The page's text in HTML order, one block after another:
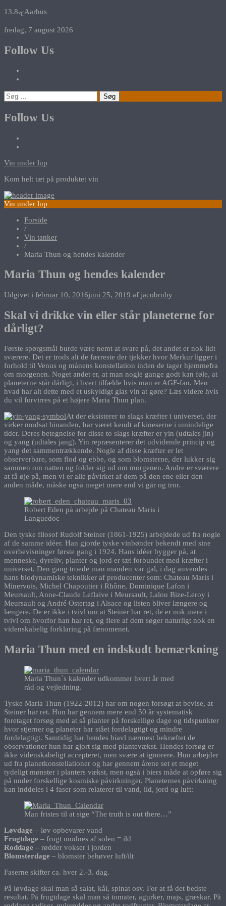
13.8℃Aarhus
fredag, 7 august 2026
Follow Us
Søg
efter:
Follow Us
Vin under lup
Kom helt tæt på produktet vin
Vin under lup
Forside
/
Vin tanker
/
Maria Thun og hendes kalender
Maria Thun og hendes kalender
Udgivet i februar 10, 2016juni 25, 2019 af jacobruby
Skal vi drikke vin eller står planeterne for
dårligt?
Første spørgsmål burde være nemt at svare på, det andet er nok lidt
sværere. Det er trods alt de færreste der tjekker hvor Merkur ligger i
forhold til Venus og månens konstellation inden de tager hjemmefra
om morgenen. Noget andet er, at man nogle gange godt kan føle, at
planeterne står dårligt, i hvert tilfælde hvis man er AGF-fan. Men
hvad har alt dette med et uskyldigt glas vin at gøre? Læs videre hvis
du vil forvirres på et højere Maria Thun plan.
At der eksisterer to slags kræfter i universet, der
virker modsat hinanden, har været kendt af kineserne i umindelige
tider. Deres betegnelse for disse to slags kræfter er yin (udtales jin)
og yang (udtales jang). Yin repræsenterer det udvidende princip og
yang det sammentrækkende. Nogle af disse kræfter er let
observerbare, som flod og ebbe, og som blomsterne, der lukker sig
sammen om natten og folder sig ud om morgenen. Andre er sværere
at få øje på, men vi er alle påvirket af dem på den ene eller den
anden måde, måske også meget mere end vi går og tror.
Robert Eden på arbejde på Chateau Maris i
Languedoc
Den tyske filosof Rudolf Steiner (1861-1925) arbejdede ud fra nogle
af de samme idéer. Han gjorde tyske vinbønder bekendt med sine
overbevisninger første gang i 1924. Hans idéer bygger på, at
menneske, dyreliv, planter og jord er tæt forbundet med kræfter i
universet. Den gang troede man manden var gal, i dag anvendes
hans biodynamiske teknikker af producenter som: Chateau Maris i
Minervois, Michel Chapoutier i Rhône, Dominique Lafon i
Meursault, Anne-Claude Leflaive i Meursault, Lalou Bize-Leroy i
Meursault og André Ostertag i Alsace og listen bliver længere og
længere. De er ikke i tvivl om at Steiner har ret, de er nok mere i
tvivl om hvorfor han har ret, og flere af dem søger naturligt nok en
videnskabelig forklaring på fænomenet.
Maria Thun med en indskudt bemærkning
Maria Thun´s kalender udkommer hvert år med
råd og vejledning.
Tyske Maria Thun (1922-2012) har om nogen forsøgt at bevise, at
Steiner har ret. Hun har gennem mere end 50 år systematisk
foretaget forsøg med at så planter på forskellige dage og tidspunkter
hvor stjerner og planeter har stået fordelagtigt og mindre
fordelagtigt. Samtidig har hendes biavl nærmest bekræftet de
observationer hun har gjort sig med plantevækst. Hendes forsøg er
ikke videnskabeligt accepteret, men svære at ignorere. Hun arbejder
ud fra planetkonstellationer og har gennem årene set et meget
tydeligt mønster i planters vækst, men også i biers måde at opføre sig
på under forskellige kosmiske påvirkninger. Planeternes påvirkning
kan inddeles i 4 faser som relaterer til vand, ild, jord og luft:
Man fristes til at sige “The truth is out there…”
Løvdage – løv opbevarer vand
Frugtdage – frugt modnes af solen = ild
Roddage – rødder vokser i jorden
Blomsterdage – blomster behøver luft/ilt
Faserne skifter ca. hver 2.-3. dag.
På løvdage skal man så salat, kål, spinat osv. For at få det bedste
resultat. På frugtdage skal man så tomater, agurker, majs, græskar. På